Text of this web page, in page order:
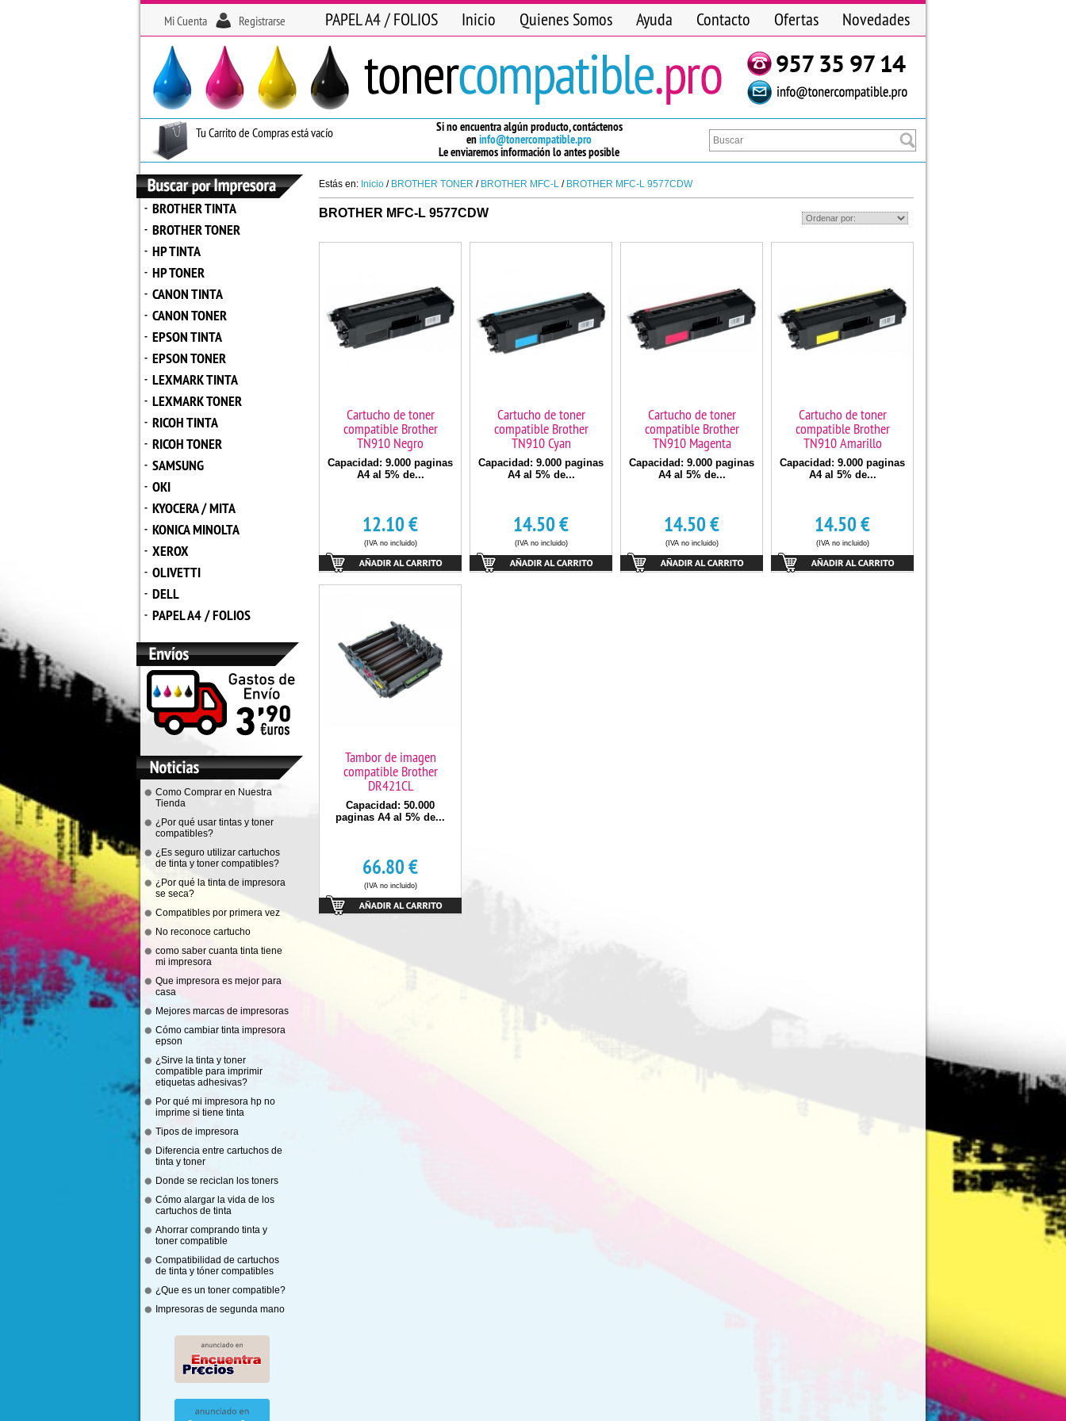
Mi Cuenta Registrarse PAPEL A4 / FOLIOS Inicio Quienes Somos Ayuda Contacto Ofertas Novedades
Si no encuentra algún producto, contáctenos
eninfo@tonercompatible.pro
Le enviaremos información lo antes posible
Tu Carrito de Compras está vacío
- BROTHER TINTA
- BROTHER TONER
- HP TINTA
- HP TONER
- CANON TINTA
- CANON TONER
- EPSON TINTA
- EPSON TONER
- LEXMARK TINTA
- LEXMARK TONER
- RICOH TINTA
- RICOH TONER
- SAMSUNG
- OKI
- KYOCERA / MITA
- KONICA MINOLTA
- XEROX
- OLIVETTI
- DELL
- PAPEL A4 / FOLIOS
Como Comprar en Nuestra
Tienda
¿Por qué usar tintas y toner
compatibles?
¿Es seguro utilizar cartuchos
de tinta y toner compatibles?
¿Por qué la tinta de impresora
se seca?
Compatibles por primera vez
No reconoce cartucho
como saber cuanta tinta tiene
mi impresora
Que impresora es mejor para
casa
Mejores marcas de impresoras
Cómo cambiar tinta impresora
epson
¿Sirve la tinta y toner
compatible para imprimir
etiquetas adhesivas?
Por qué mi impresora hp no
imprime si tiene tinta
Tipos de impresora
Diferencia entre cartuchos de
tinta y toner
Donde se reciclan los toners
Cómo alargar la vida de los
cartuchos de tinta
Ahorrar comprando tinta y
toner compatible
Compatibilidad de cartuchos
de tinta y tóner compatibles
¿Que es un toner compatible?
Impresoras de segunda mano
Estás en: Inicio / BROTHER TONER / BROTHER MFC-L / BROTHER MFC-L 9577CDW
BROTHER MFC-L 9577CDW
Cartucho de toner
compatible Brother
TN910 Negro
Capacidad: 9.000 paginas
A4 al 5% de...
12.10€
(IVA no incluido)
Cartucho de toner
compatible Brother
TN910 Cyan
Capacidad: 9.000 paginas
A4 al 5% de...
14.50€
(IVA no incluido)
Cartucho de toner
compatible Brother
TN910 Magenta
Capacidad: 9.000 paginas
A4 al 5% de...
14.50€
(IVA no incluido)
Cartucho de toner
compatible Brother
TN910 Amarillo
Capacidad: 9.000 paginas
A4 al 5% de...
14.50€
(IVA no incluido)
Tambor de imagen
compatible Brother
DR421CL
Capacidad: 50.000
paginas A4 al 5% de...
66.80€
(IVA no incluido)